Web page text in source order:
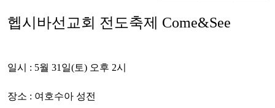
헵시바선교회 전도축제 Come&See
일시 : 5월 31일(토) 오후 2시
장소 : 여호수아 성전